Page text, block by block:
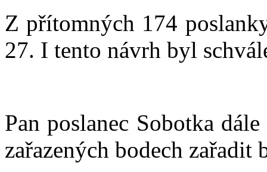
Z přítomných 174
27. I tento návrh byl
Pan poslanec Sobotka
zařazených bodech